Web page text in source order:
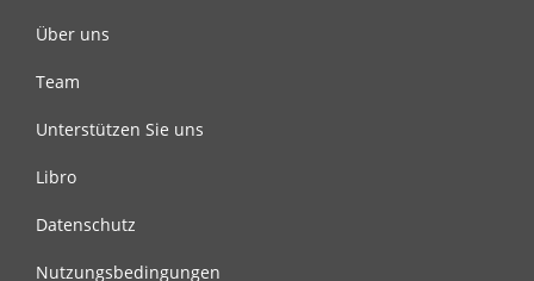
Über uns
Team
Unterstützen Sie uns
Libro
Datenschutz
Nutzungsbedingungen